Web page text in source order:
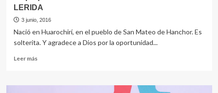
LERIDA
3 junio, 2016
Nació en Huarochirí, en el pueblo de San Mateo de Hanchor. Es
solterita. Y agradece a Dios por la oportunidad...
Leer másLeer
un